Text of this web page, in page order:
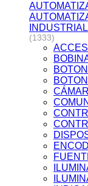
INDUSTRIAL
(1333)